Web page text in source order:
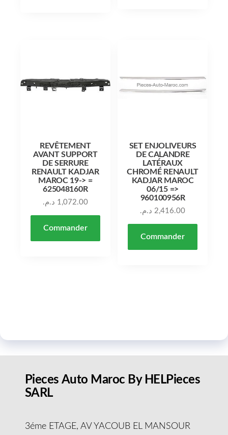
REVÊTEMENT
AVANT SUPPORT
DE SERRURE
RENAULT KADJAR
MAROC 19-> =
625048160R
1,072.00 د.م.
Commander
SET ENJOLIVEURS
DE CALANDRE
LATÉRAUX
CHROMÉ RENAULT
KADJAR MAROC
06/15 =>
960100956R
2,416.00 د.م.
Commander
Pieces Auto Maroc By HELPieces
SARL
3éme ETAGE, AV YACOUB EL MANSOUR